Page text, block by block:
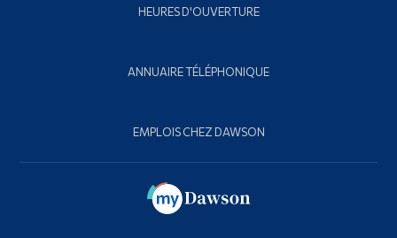
HEURES D'OUVERTURE
ANNUAIRE TÉLÉPHONIQUE
EMPLOIS CHEZ DAWSON